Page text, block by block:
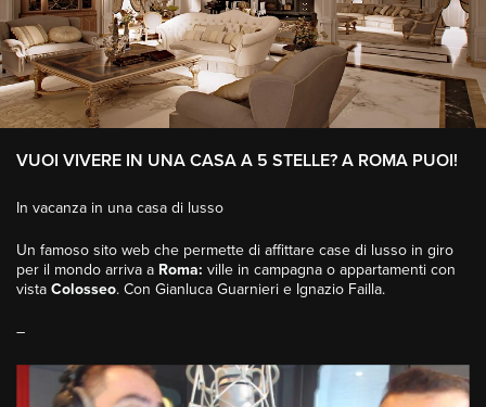
VUOI VIVERE IN UNA CASA A 5 STELLE? A ROMA PUOI!
In vacanza in una casa di lusso
Un famoso sito web che permette di affittare case di lusso in giro
per il mondo arriva a Roma: ville in campagna o appartamenti con
vista Colosseo. Con Gianluca Guarnieri e Ignazio Failla.
–
Player